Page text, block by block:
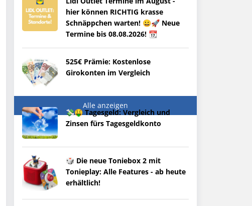
hier können RICHTIG krasse
Schnäppchen warten! 😀🚀 Neue
Termine bis 08.08.2026! 📆
525€ Prämie: Kostenlose
Girokonten im Vergleich
Alle anzeigen
💸🤑 Tagesgeld: Vergleich und
Zinsen fürs Tagesgeldkonto
🎲 Die neue Toniebox 2 mit
Tonieplay: Alle Features - ab heute
erhältlich!